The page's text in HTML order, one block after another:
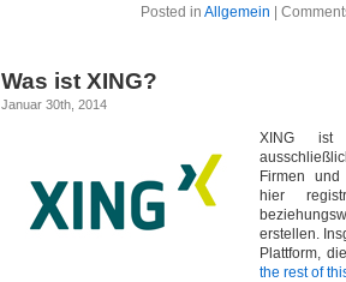
Posted in Allgemein
Was ist XING?
Januar 30th, 2014
XING ist
Firmen und
hier
erstellen.
Plattform,
the rest of